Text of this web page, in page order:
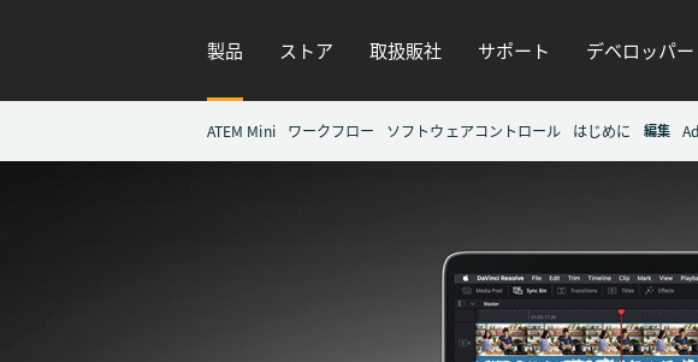
製品 ストア 取扱販社 サポート デベロッパー
ATEM Mini ワークフロー ソフトウェアコントロール はじめに 編集